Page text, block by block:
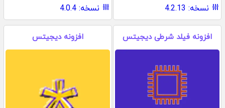
نسخه: 4.2.13 نسخه: 4.0.4
افزونه فیلد شرطی دیجیتس افزونه دیجیتس